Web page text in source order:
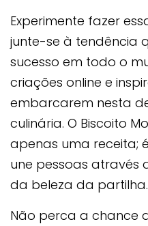
Experimente fazer
junte-se à tendência
sucesso em todo o
criações online e
embarcarem nesta
culinária. O Biscoito
apenas uma receita;
une pessoas através
da beleza da partilha.
Não perca a chance